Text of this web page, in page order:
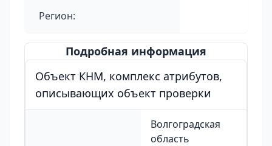
Регион:
Подробная информация
Объект КНМ, комплекс атрибутов,
описывающих объект проверки
Волгоградская
область